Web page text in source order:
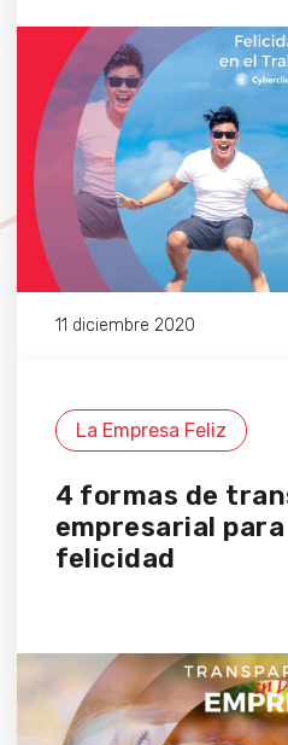
11 diciembre 2020
La Empresa Feliz
4 formas de
empresarial
felicidad